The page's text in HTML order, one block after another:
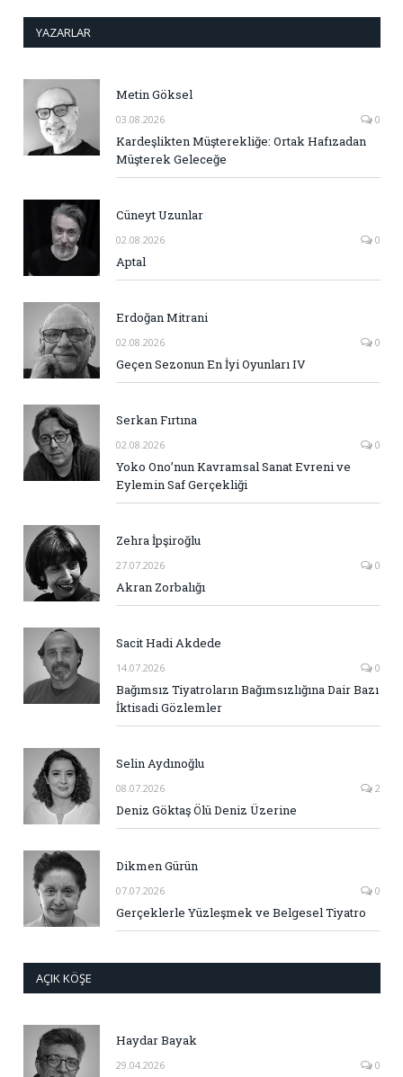
YAZARLAR
Metin Göksel
03.08.2026 0
Kardeşlikten Müşterekliğe: Ortak Hafızadan
Müşterek Geleceğe
Cüneyt Uzunlar
02.08.2026 0
Aptal
Erdoğan Mitrani
02.08.2026 0
Geçen Sezonun En İyi Oyunları IV
Serkan Fırtına
02.08.2026 0
Yoko Ono’nun Kavramsal Sanat Evreni ve
Eylemin Saf Gerçekliği
Zehra İpşiroğlu
27.07.2026 0
Akran Zorbalığı
Sacit Hadi Akdede
14.07.2026 0
Bağımsız Tiyatroların Bağımsızlığına Dair Bazı
İktisadi Gözlemler
Selin Aydınoğlu
08.07.2026 2
Deniz Göktaş Ölü Deniz Üzerine
Dikmen Gürün
07.07.2026 0
Gerçeklerle Yüzleşmek ve Belgesel Tiyatro
AÇIK KÖŞE
Haydar Bayak
29.04.2026 0